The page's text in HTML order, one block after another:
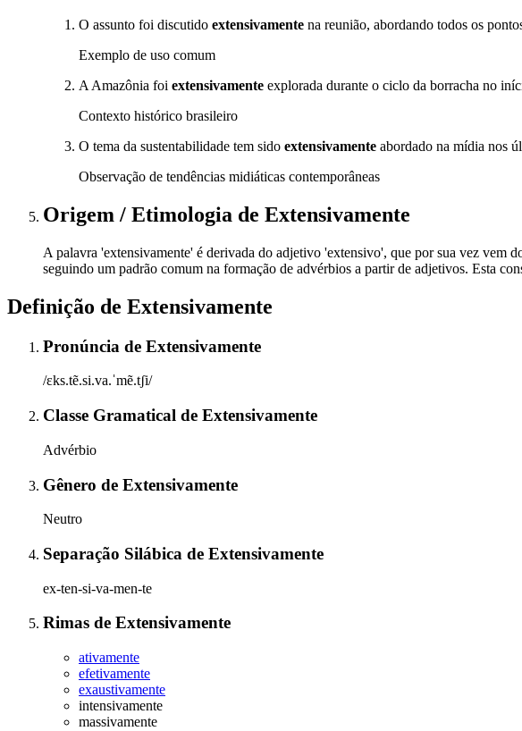
O assunto foi discutido extensivamente na reunião, abordando todos os
Exemplo de uso comum
A Amazônia foi extensivamente explorada durante o ciclo da borracha no
Contexto histórico brasileiro
O tema da sustentabilidade tem sido extensivamente abordado na mídia nos
Observação de tendências midiáticas contemporâneas
Origem / Etimologia de Extensivamente
A palavra 'extensivamente' é derivada do adjetivo 'extensivo', que por sua vez
seguindo um padrão comum na formação de advérbios a partir de adjetivos. Esta
Definição de Extensivamente
Pronúncia de Extensivamente
/ɛks.tẽ.si.va.ˈmẽ.tʃi/
Classe Gramatical de Extensivamente
Advérbio
Gênero de Extensivamente
Neutro
Separação Silábica de Extensivamente
ex-ten-si-va-men-te
Rimas de Extensivamente
ativamente
efetivamente
exaustivamente
intensivamente
massivamente